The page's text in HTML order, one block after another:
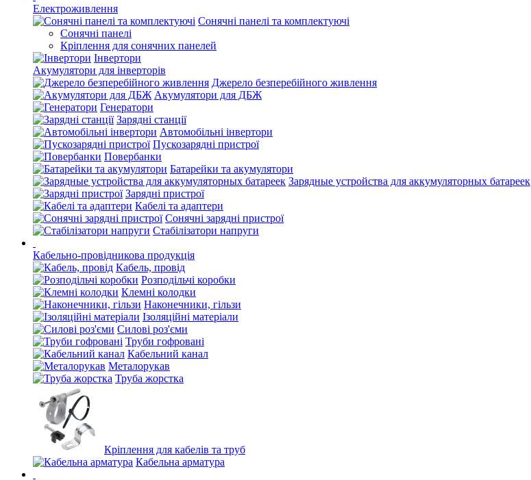
Електроживлення
Сонячні панелі та комплектуючі
Сонячні панелі
Кріплення для сонячних панелей
Інвертори
Акумулятори для інверторів
Джерело безперебійного живлення
Акумулятори для ДБЖ
Генератори
Зарядні станції
Автомобільні інвертори
Пускозарядні пристрої
Повербанки
Батарейки та акумулятори
Зарядные устройства для аккумуляторных батареек
Зарядні пристрої
Кабелі та адаптери
Сонячні зарядні пристрої
Стабілізатори напруги
Кабельно-провідникова продукція
Кабель, провід
Розподільчі коробки
Клемні колодки
Наконечники, гільзи
Ізоляційні матеріали
Силові роз'єми
Труби гофровані
Кабельний канал
Металорукав
Труба жорстка
Кріплення для кабелів та труб
Кабельна арматура